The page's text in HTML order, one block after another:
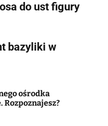
do ust figury
bazyliki w
ośrodka